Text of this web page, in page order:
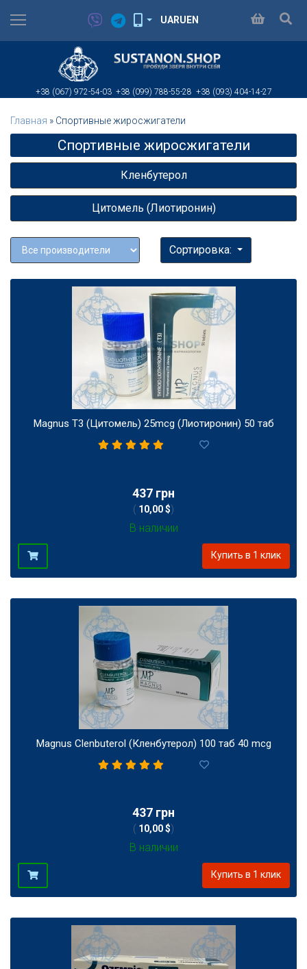
UARUEN
+38 (067) 972-54-03 +38 (099) 788-55-28 +38 (093) 404-14-27
Главная » Спортивные жиросжигатели
Спортивные жиросжигатели
Кленбутерол
Цитомель (Лиотиронин)
Сортировка:
Magnus T3 (Цитомель) 25mcg (Лиотиронин) 50 таб
437 грн
( 10,00 $)
В наличии
Купить в 1 клик
Magnus Clenbuterol (Кленбутерол) 100 таб 40 mcg
437 грн
( 10,00 $)
В наличии
Купить в 1 клик